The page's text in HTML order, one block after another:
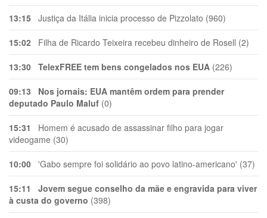
13:15 Justiça da Itália inicia processo de Pizzolato (960)
15:02 Filha de Ricardo Teixeira recebeu dinheiro de Rosell (2)
13:30 TelexFREE tem bens congelados nos EUA (226)
09:13
Nos jornais: EUA mantêm ordem para prender
deputado Paulo Maluf (0)
15:31 Homem é acusado de assassinar filho para jogar
videogame (30)
10:00 'Gabo sempre foi solidário ao povo latino-americano' (37)
15:11
Jovem segue conselho da mãe e engravida para viver
à custa do governo (398)